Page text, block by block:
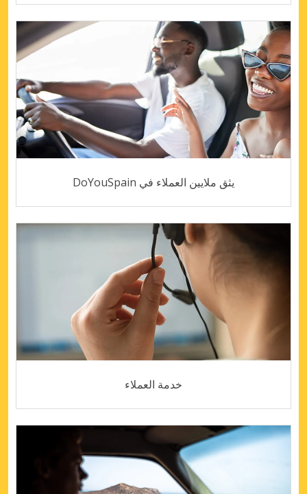
يثق ملايين العملاء في DoYouSpain
خدمة العملاء